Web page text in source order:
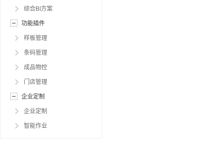
综合BI方案
功能插件
样板管理
条码管理
成品物控
门店管理
企业定制
企业定制
智能作业